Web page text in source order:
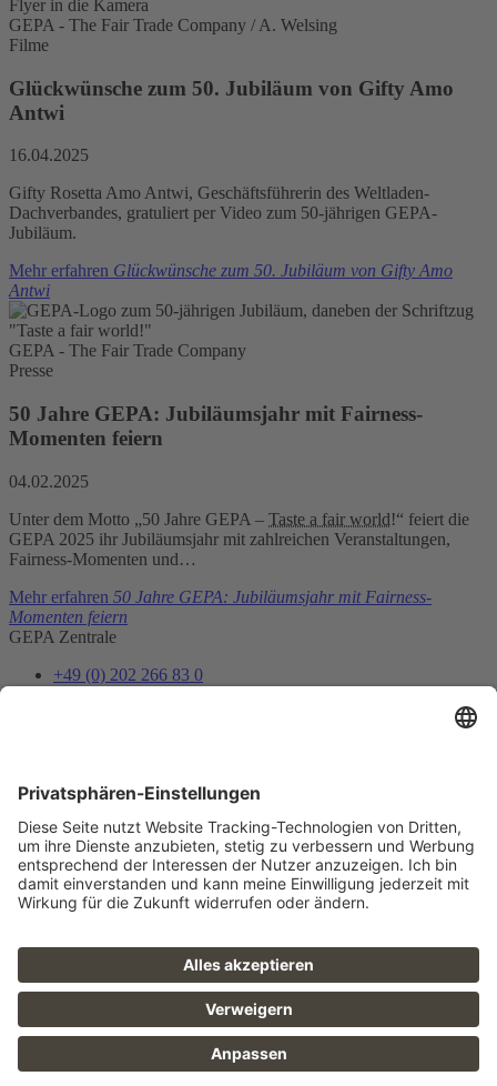
GEPA - The Fair Trade Company / A. Welsing
Filme
Glückwünsche zum 50. Jubiläum von Gifty Amo
Antwi
16.04.2025
Gifty Rosetta Amo Antwi, Geschäftsführerin des Weltladen-
Dachverbandes, gratuliert per Video zum 50-jährigen GEPA-
Jubiläum.
Mehr erfahren Glückwünsche zum 50. Jubiläum von Gifty Amo
Antwi
GEPA - The Fair Trade Company
Presse
50 Jahre GEPA: Jubiläumsjahr mit Fairness-
Momenten feiern
04.02.2025
Unter dem Motto „50 Jahre GEPA – Taste a fair world!“ feiert die
GEPA 2025 ihr Jubiläumsjahr mit zahlreichen Veranstaltungen,
Fairness-Momenten und…
Mehr erfahren 50 Jahre GEPA: Jubiläumsjahr mit Fairness-
Momenten feiern
GEPA Zentrale
+49 (0) 202 266 83 0
Jetzt abonnieren
FAQ
Datenschutz
Barrierefreiheit
Karriere